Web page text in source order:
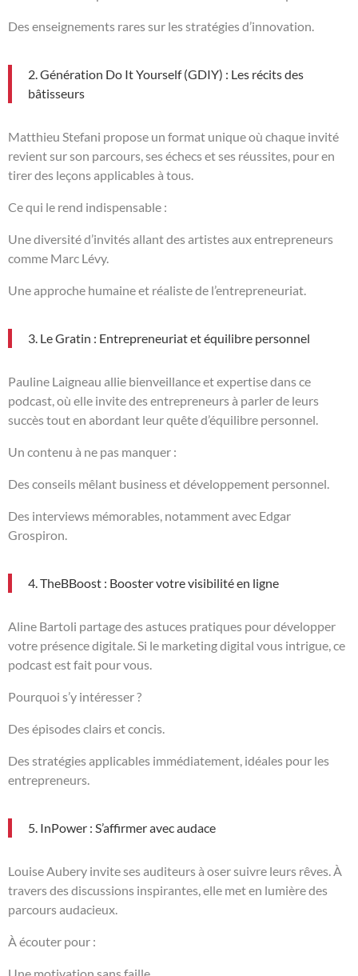
Des enseignements rares sur les stratégies d’innovation.
2. Génération Do It Yourself (GDIY) : Les récits des
bâtisseurs
Matthieu Stefani propose un format unique où chaque invité
revient sur son parcours, ses échecs et ses réussites, pour en
tirer des leçons applicables à tous.
Ce qui le rend indispensable :
Une diversité d’invités allant des artistes aux entrepreneurs
comme Marc Lévy.
Une approche humaine et réaliste de l’entrepreneuriat.
3. Le Gratin : Entrepreneuriat et équilibre personnel
Pauline Laigneau allie bienveillance et expertise dans ce
podcast, où elle invite des entrepreneurs à parler de leurs
succès tout en abordant leur quête d’équilibre personnel.
Un contenu à ne pas manquer :
Des conseils mêlant business et développement personnel.
Des interviews mémorables, notamment avec Edgar
Grospiron.
4. TheBBoost : Booster votre visibilité en ligne
Aline Bartoli partage des astuces pratiques pour développer
votre présence digitale. Si le marketing digital vous intrigue, ce
podcast est fait pour vous.
Pourquoi s’y intéresser ?
Des épisodes clairs et concis.
Des stratégies applicables immédiatement, idéales pour les
entrepreneurs.
5. InPower : S’affirmer avec audace
Louise Aubery invite ses auditeurs à oser suivre leurs rêves. À
travers des discussions inspirantes, elle met en lumière des
parcours audacieux.
À écouter pour :
Une motivation sans faille.